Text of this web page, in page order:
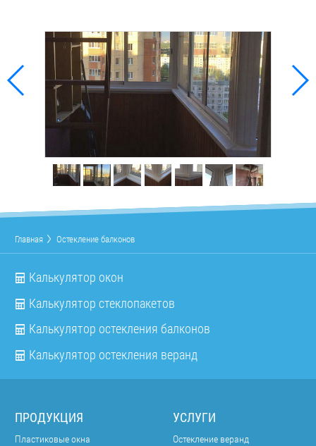
Главная Остекление балконов
Калькулятор окон
Калькулятор стеклопакетов
Калькулятор остекления балконов
Калькулятор остекления веранд
ПРОДУКЦИЯ
Пластиковые окна
УСЛУГИ
Остекление веранд